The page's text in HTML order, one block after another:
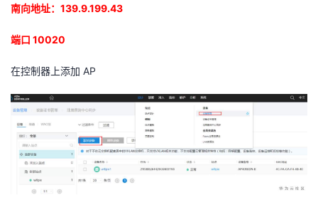
南向地址： 139.9.199.43
端口 10020
在控制器上添加 AP